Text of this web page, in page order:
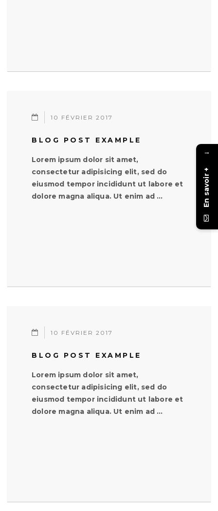
10 FÉVRIER 2017
BLOG POST EXAMPLE
Lorem ipsum dolor sit amet,
consectetur adipisicing elit, sed do
eiusmod tempor incididunt ut labore et
dolore magna aliqua. Ut enim ad …
10 FÉVRIER 2017
BLOG POST EXAMPLE
Lorem ipsum dolor sit amet,
consectetur adipisicing elit, sed do
eiusmod tempor incididunt ut labore et
dolore magna aliqua. Ut enim ad …
→
En savoir +